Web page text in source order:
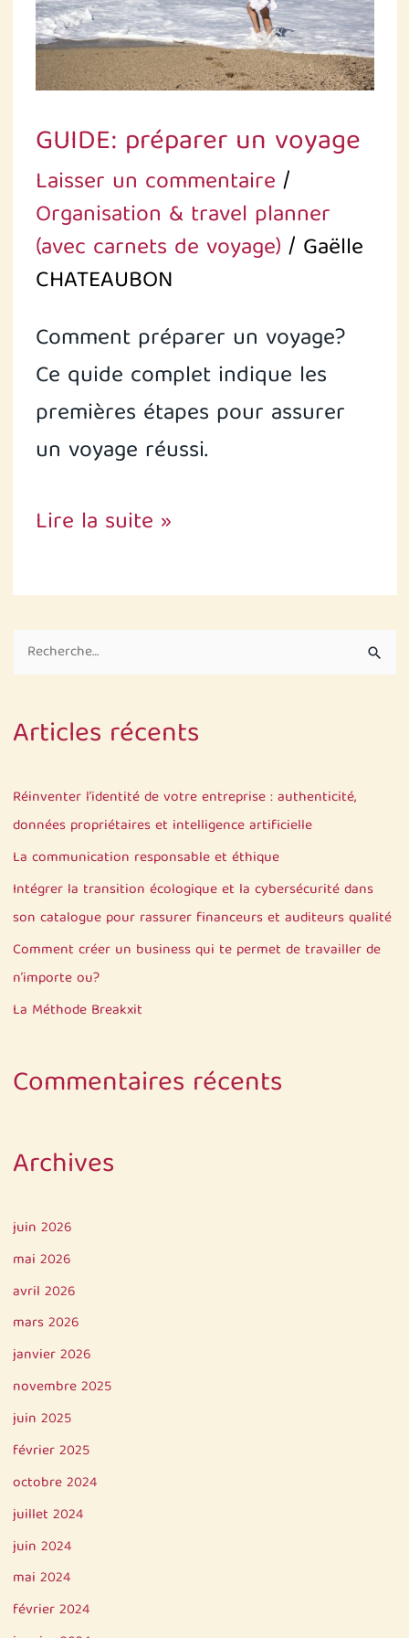
e
h
r
c
h
e
r
Articles récents
Réinventer l’identité de votre entreprise : authenticité,
données propriétaires et intelligence artificielle
La communication responsable et éthique
Intégrer la transition écologique et la cybersécurité dans
son catalogue pour rassurer financeurs et auditeurs qualité
Comment créer un business qui te permet de travailler de
n’importe ou?
La Méthode Breakxit
Commentaires récents
Archives
juin 2026
mai 2026
avril 2026
mars 2026
janvier 2026
novembre 2025
juin 2025
février 2025
octobre 2024
juillet 2024
juin 2024
mai 2024
février 2024
GUIDE: préparer un voyage
Laisser un commentaire /
Organisation & travel planner
(avec carnets de voyage) / Gaëlle
CHATEAUBON
Comment préparer un voyage?
Ce quide complet indique les
premières étapes pour assurer
un voyage réussi.
Lire la suite »